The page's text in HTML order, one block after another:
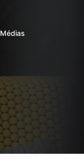
Médias